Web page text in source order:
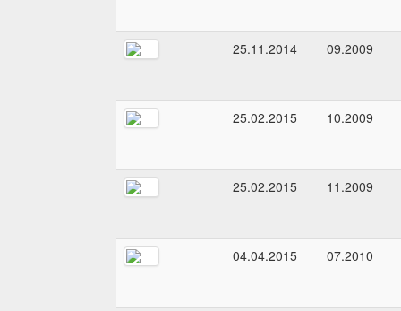
25.11.2014 09.2009
25.02.2015 10.2009
25.02.2015 11.2009
04.04.2015 07.2010